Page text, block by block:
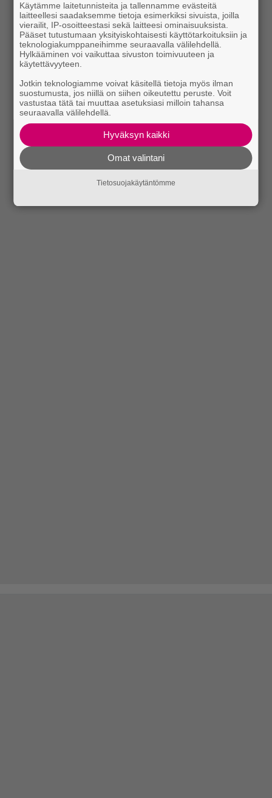
Käytämme laitetunnisteita ja tallennamme evästeitä
laitteellesi saadaksemme tietoja esimerkiksi sivuista, joilla
vierailit, IP-osoitteestasi sekä laitteesi ominaisuuksista.
Pääset tutustumaan yksityiskohtaisesti käyttötarkoituksiin ja
teknologiakumppaneihimme seuraavalla välilehdellä.
Hylkääminen voi vaikuttaa sivuston toimivuuteen ja
käytettävyyteen.
Jotkin teknologiamme voivat käsitellä tietoja myös ilman
suostumusta, jos niillä on siihen oikeutettu peruste. Voit
vastustaa tätä tai muuttaa asetuksiasi milloin tahansa
seuraavalla välilehdellä.
Hyväksyn kaikki
Omat valintani
Tietosuojakäytäntömme